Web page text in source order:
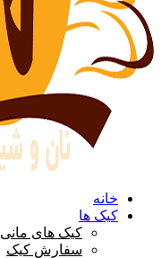
خانه
کیک ها
کیک های مانی
سفارش کیک